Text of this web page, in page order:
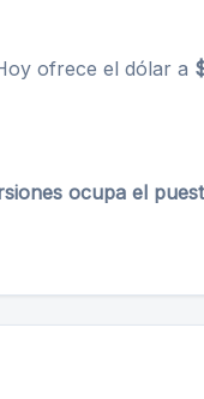
ofrece el dólar a
ocupa el